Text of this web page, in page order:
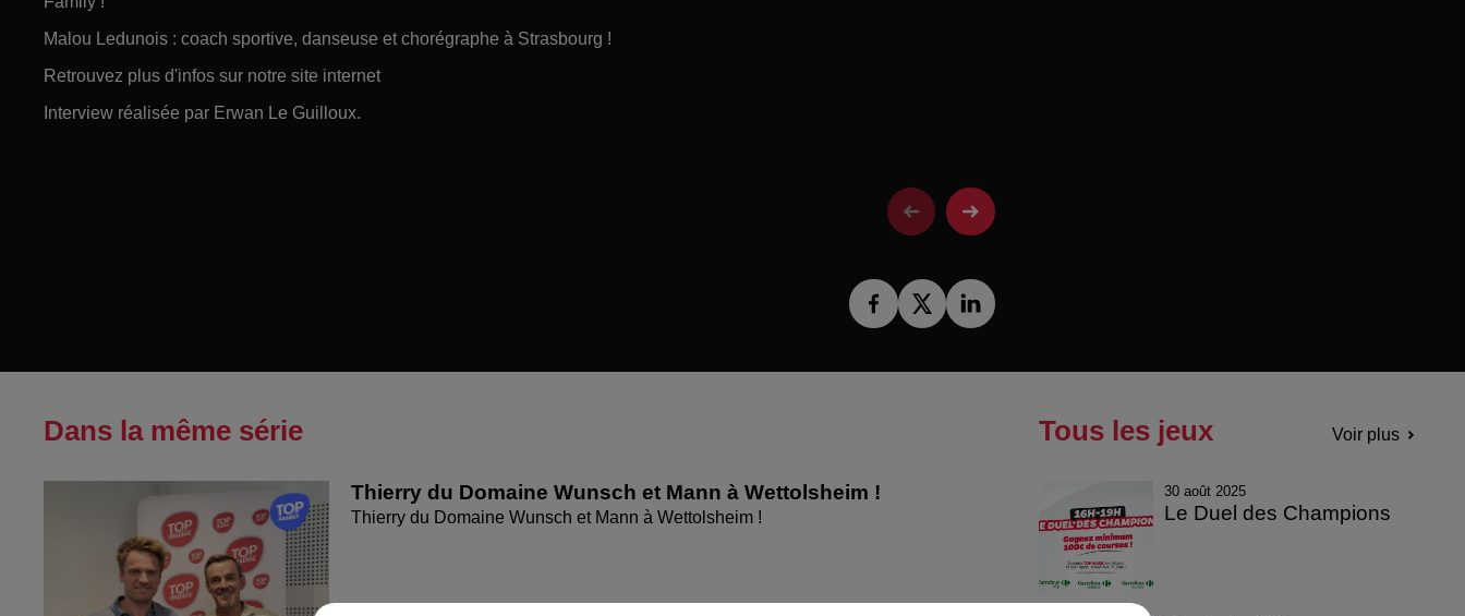
Malou Ledunois : coach sportive, danseuse et chorégraphe à Strasbourg !
Retrouvez plus d'infos sur notre site internet
Interview réalisée par Erwan Le Guilloux.
Dans la même série
Thierry du Domaine Wunsch et Mann à Wettolsheim !
Thierry du Domaine Wunsch et Mann à Wettolsheim !
Tous les jeux Voir plus
30 août 2025
Le Duel des Champions